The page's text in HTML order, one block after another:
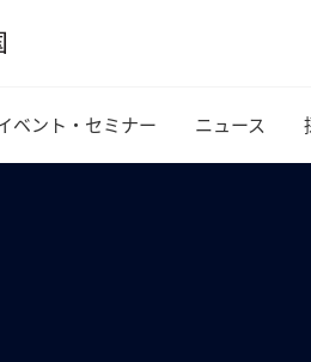
ベント・セミナー ニュース